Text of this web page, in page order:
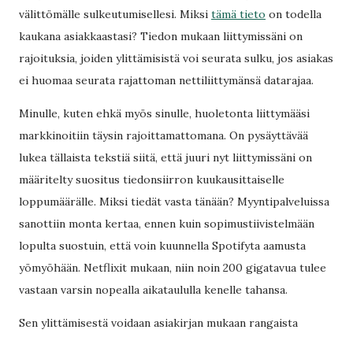
välittömälle sulkeutumisellesi. Miksi tämä tieto on todella
kaukana asiakkaastasi? Tiedon mukaan liittymissäni on
rajoituksia, joiden ylittämisistä voi seurata sulku, jos asiakas
ei huomaa seurata rajattoman nettiliittymänsä datarajaa.
Minulle, kuten ehkä myös sinulle, huoletonta liittymääsi
markkinoitiin täysin rajoittamattomana. On pysäyttävää
lukea tällaista tekstiä siitä, että juuri nyt liittymissäni on
määritelty suositus tiedonsiirron kuukausittaiselle
loppumäärälle. Miksi tiedät vasta tänään? Myyntipalveluissa
sanottiin monta kertaa, ennen kuin sopimustiivistelmään
lopulta suostuin, että voin kuunnella Spotifyta aamusta
yömyöhään. Netflixit mukaan, niin noin 200 gigatavua tulee
vastaan varsin nopealla aikataululla kenelle tahansa.
Sen ylittämisestä voidaan asiakirjan mukaan rangaista